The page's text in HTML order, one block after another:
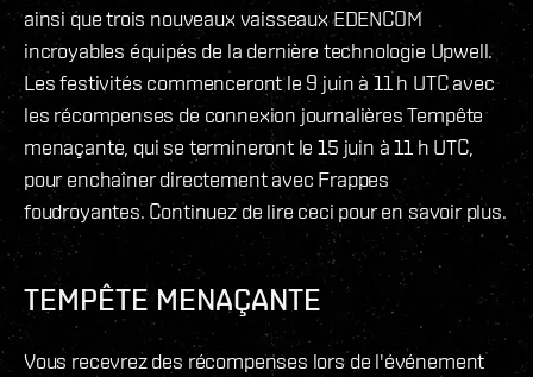
ainsi que trois nouveaux vaisseaux EDENCOM
incroyables équipés de la dernière technologie Upwell.
Les festivités commenceront le 9 juin à 11 h UTC avec
les récompenses de connexion journalières Tempête
menaçante, qui se termineront le 15 juin à 11 h UTC,
pour enchaîner directement avec Frappes
foudroyantes. Continuez de lire ceci pour en savoir plus.
TEMPÊTE MENAÇANTE
Vous recevrez des récompenses lors de l'événement